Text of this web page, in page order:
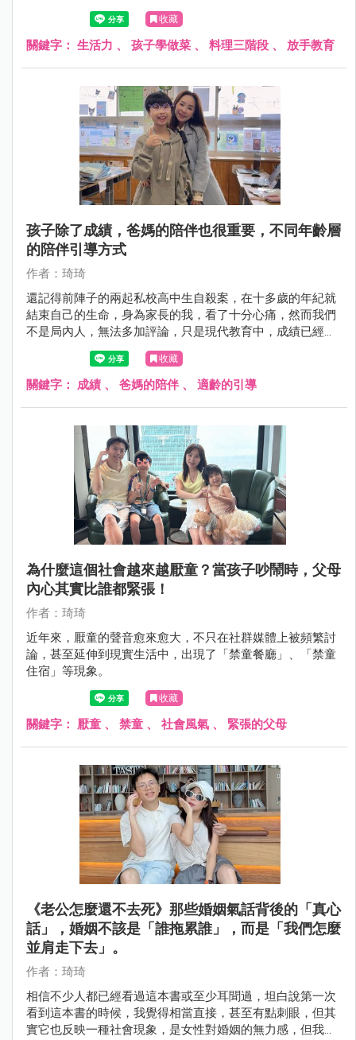
收藏
關鍵字： 生活力 、 孩子學做菜 、 料理三階段 、 放手教育
孩子除了成績，爸媽的陪伴也很重要，不同年齡層
的陪伴引導方式
作者：琦琦
還記得前陣子的兩起私校高中生自殺案，在十多歲的年紀就
結束自己的生命，身為家長的我，看了十分心痛，然而我們
不是局內人，無法多加評論，只是現代教育中，成績已經不
再是唯一衡量成功人生的標準，隨著教育模式多元化，加上
孩子個性與能力差異，如何陪伴孩子學習、拿捏關心的尺度
也成為每位家長的重要課題。
收藏
關鍵字： 成績 、 爸媽的陪伴 、 適齡的引導
為什麼這個社會越來越厭童？當孩子吵鬧時，父母
內心其實比誰都緊張！
作者：琦琦
近年來，厭童的聲音愈來愈大，不只在社群媒體上被頻繁討
論，甚至延伸到現實生活中，出現了「禁童餐廳」、「禁童
住宿」等現象。
收藏
關鍵字： 厭童 、 禁童 、 社會風氣 、 緊張的父母
《老公怎麼還不去死》那些婚姻氣話背後的「真心
話」，婚姻不該是「誰拖累誰」，而是「我們怎麼
並肩走下去」。
作者：琦琦
相信不少人都已經看過這本書或至少耳聞過，坦白說第一次
看到這本書的時候，我覺得相當直接，甚至有點刺眼，但其
實它也反映一種社會現象，是女性對婚姻的無力感，但我同